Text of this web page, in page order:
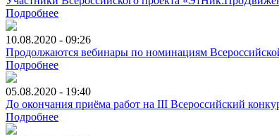
Подробнее
10.08.2020 - 09:26
Продолжаются вебинары по номинациям
Подробнее
05.08.2020 - 19:40
До окончания приёма работ на III Всероссийский
Подробнее